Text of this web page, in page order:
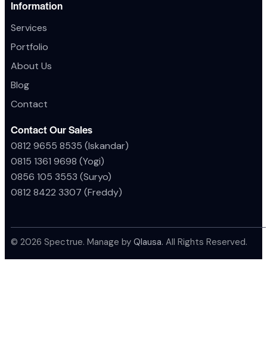
Information
Services
Portfolio
About Us
Blog
Contact
Contact Our Sales
0812 9655 8535 (Iskandar)
0815 1361 9698 (Yogi)
0856 105 3553 (Suryo)
0812 8422 3307 (Freddy)
© 2026 Spectrue. Manage by Qlausa. All Rights Reserved.